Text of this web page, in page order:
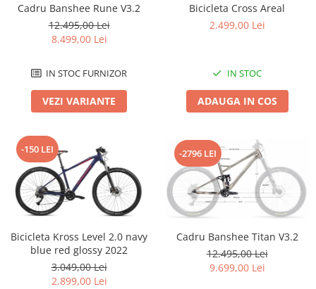
Pedale
Pinioane
Roți spate
Accesorii roți
Roți față
Schimbătoare
Schimbătoare față
Schimbătoare spate
Piese schimbătoare
Cadru Banshee Rune V3.2
12.495,00 Lei
8.499,00 Lei
IN STOC FURNIZOR
VEZI VARIANTE
Bicicleta Cross Areal
2.499,00 Lei
IN STOC
ADAUGA IN COS
-150 LEI
Bicicleta Kross Level 2.0 navy
blue red glossy 2022
3.049,00 Lei
2.899,00 Lei
-2796 LEI
Cadru Banshee Titan V3.2
12.495,00 Lei
9.699,00 Lei